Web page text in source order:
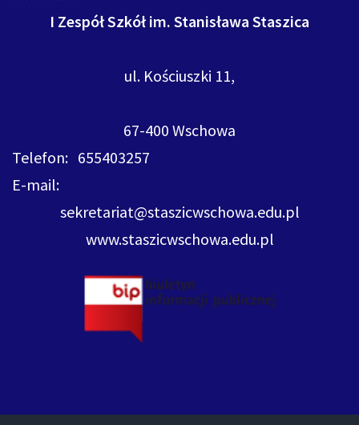
I Zespół Szkół im. Stanisława Staszica
ul. Kościuszki 11,
67-400 Wschowa
Telefon: 655403257
E-mail:
sekretariat@staszicwschowa.edu.pl
www.staszicwschowa.edu.pl